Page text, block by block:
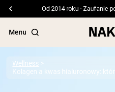
Od 2014 roku · Zaufanie
Menu
Wellness
Kolagen a kwas hialuronowy: